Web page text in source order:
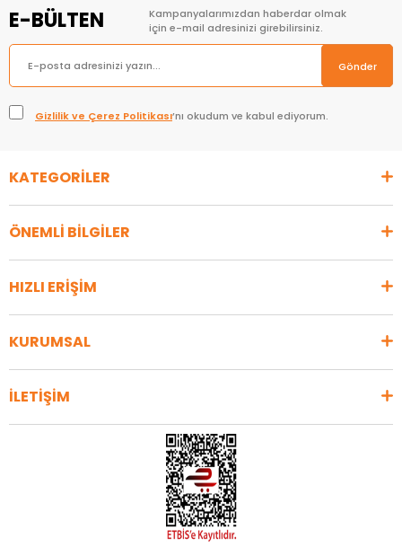
E-BÜLTEN
Kampanyalarımızdan haberdar olmak
için e-mail adresinizi girebilirsiniz.
Gönder
Gizlilik ve Çerez Politikası’nı okudum ve kabul ediyorum.
KATEGORİLER
ÖNEMLİ BİLGİLER
HIZLI ERİŞİM
KURUMSAL
İLETİŞİM